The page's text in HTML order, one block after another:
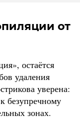
от
остаётся
удаления
уверена:
безупречному
зонах.